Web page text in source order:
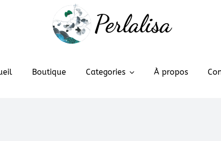
Perlalisa
Boutique Categories À propos